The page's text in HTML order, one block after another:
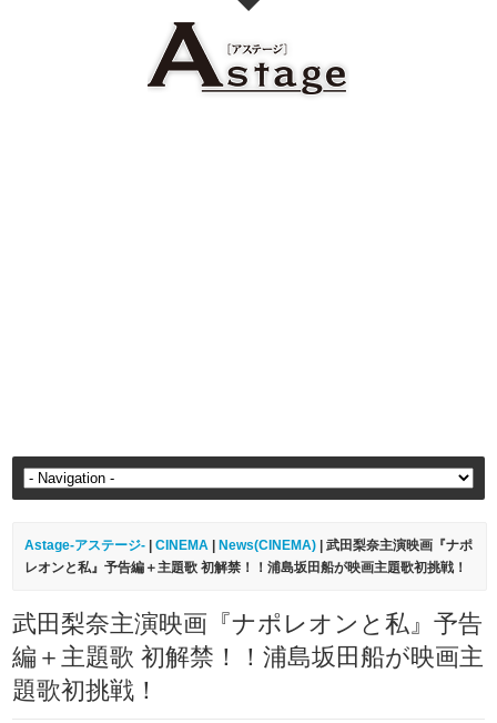
Astage-アステージ- |CINEMA News(CINEMA) | 武田梨奈主演映画『ナポ
レオンと私』予告編＋主題歌 初解禁！！浦島坂田船が映画主題歌初挑戦！
武田梨奈主演映画『ナポレオンと私』予告
編＋主題歌 初解禁！！浦島坂田船が映画主
題歌初挑戦！